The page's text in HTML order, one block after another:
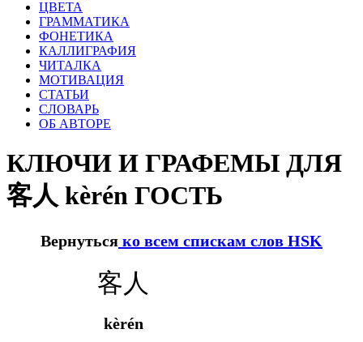
ЦВЕТА
ГРАММАТИКА
ФОНЕТИКА
КАЛЛИГРАФИЯ
ЧИТАЛКА
МОТИВАЦИЯ
СТАТЬИ
СЛОВАРЬ
ОБ АВТОРЕ
КЛЮЧИ И ГРАФЕМЫ ДЛЯ
客人 kèrén ГОСТЬ
Вернуться ко всем спискам слов HSK
客人
kèrén